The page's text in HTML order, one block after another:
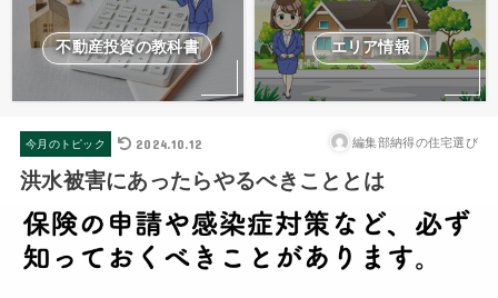
不動産投資の教科書 エリア情報
今月のトピック 2024.10.12 編集部納得の住宅選び
洪水被害にあったらやるべきこととは